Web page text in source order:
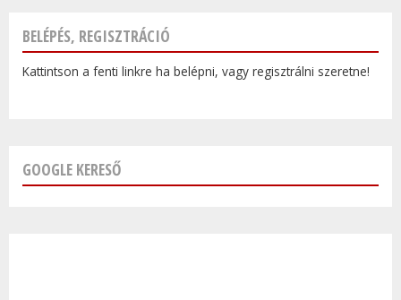
BELÉPÉS, REGISZTRÁCIÓ
Kattintson a fenti linkre ha belépni, vagy regisztrálni szeretne!
GOOGLE KERESŐ